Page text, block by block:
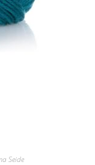
Seide